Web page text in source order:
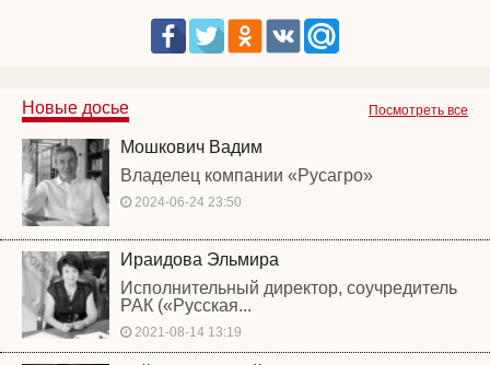
Посмотреть все
Новые досье
Мошкович Вадим
Владелец компании «Русагро»
2024-06-24 23:50
Ираидова Эльмира
Исполнительный директор, соучредитель
РАК («Русская...
2021-08-14 13:19